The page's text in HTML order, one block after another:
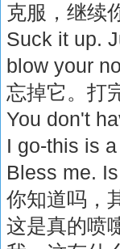
克服，继续
Suck it up.
blow your
忘掉它。打
You don't
I go-this is
Bless me.
你知道吗，
这是真的喷